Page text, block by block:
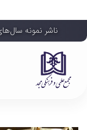
ناشر نمونه سال‌های ۱۳۹۳ و ۱۳۹۴ و ۱۳۹۷ جمهوری اسلامی